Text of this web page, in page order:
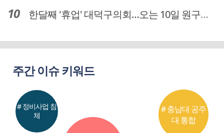
한달째 '휴업' 대덕구의회…오는 10일 원구성 다시 돌입
주간 이슈 키워드
# 충남대 공주
대 통합
# 정비사업 침
체